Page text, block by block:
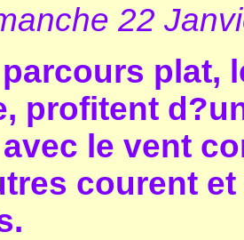
22
plat,
profitent
le vent
courent